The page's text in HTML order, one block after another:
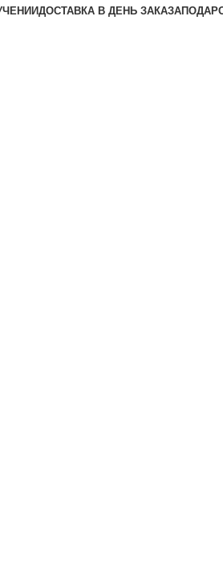
ДОСТАВКА В ДЕНЬ ЗАКАЗА